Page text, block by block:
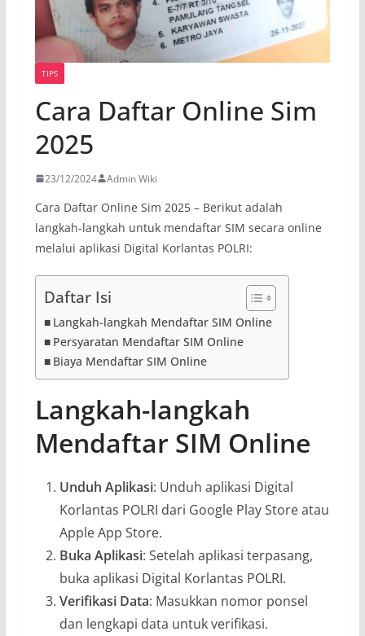
TIPS
Cara Daftar Online Sim
2025
23/12/2024 Admin Wiki
Cara Daftar Online Sim 2025 – Berikut adalah
langkah-langkah untuk mendaftar SIM secara online
melalui aplikasi Digital Korlantas POLRI:
Daftar Isi
Langkah-langkah Mendaftar SIM Online
Persyaratan Mendaftar SIM Online
Biaya Mendaftar SIM Online
Langkah-langkah
Mendaftar SIM Online
Unduh Aplikasi: Unduh aplikasi Digital
Korlantas POLRI dari Google Play Store atau
Apple App Store.
Buka Aplikasi: Setelah aplikasi terpasang,
buka aplikasi Digital Korlantas POLRI.
Verifikasi Data: Masukkan nomor ponsel
dan lengkapi data untuk verifikasi.